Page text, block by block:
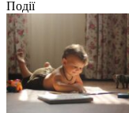
Події